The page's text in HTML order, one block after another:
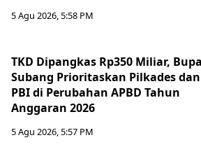
5 Agu 2026, 5:58 PM
TKD Dipangkas Rp350 Miliar,
Subang Prioritaskan Pilkades dan
PBI di Perubahan APBD Tahun
Anggaran 2026
5 Agu 2026, 5:57 PM